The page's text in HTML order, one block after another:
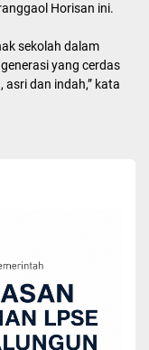
sekolah dalam
yang cerdas
dan indah,” kata